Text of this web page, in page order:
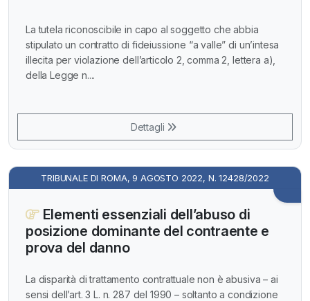
La tutela riconoscibile in capo al soggetto che abbia
stipulato un contratto di fideiussione “a valle” di un’intesa
illecita per violazione dell’articolo 2, comma 2, lettera a),
della Legge n....
Dettagli
TRIBUNALE DI ROMA, 9 AGOSTO 2022, N. 12428/2022
Elementi essenziali dell’abuso di
posizione dominante del contraente e
prova del danno
La disparità di trattamento contrattuale non è abusiva – ai
sensi dell’art. 3 L. n. 287 del 1990 – soltanto a condizione